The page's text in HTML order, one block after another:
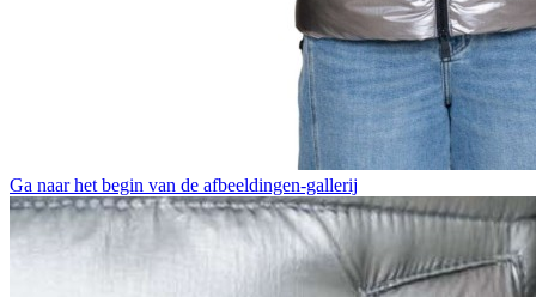
Ga naar het begin van de afbeeldingen-gallerij